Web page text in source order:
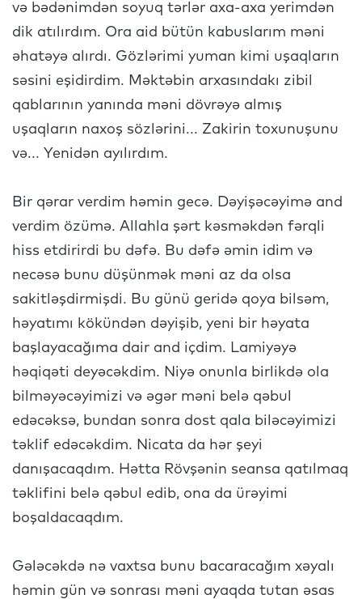
və bədənimdən soyuq tərlər axa-axa yerimdən
dik atılırdım. Ora aid bütün kabuslarım məni
əhatəyə alırdı. Gözlərimi yuman kimi uşaqların
səsini eşidirdim. Məktəbin arxasındakı zibil
qablarının yanında məni dövrəyə almış
uşaqların naxoş sözlərini... Zakirin toxunuşunu
və... Yenidən ayılırdım.
Bir qərar verdim həmin gecə. Dəyişəcəyimə and
verdim özümə. Allahla şərt kəsməkdən fərqli
hiss etdirirdi bu dəfə. Bu dəfə əmin idim və
necəsə bunu düşünmək məni az da olsa
sakitləşdirmişdi. Bu günü geridə qoya bilsəm,
həyatımı kökündən dəyişib, yeni bir həyata
başlayacağıma dair and içdim. Lamiyəyə
həqiqəti deyəcəkdim. Niyə onunla birlikdə ola
bilməyəcəyimizi və əgər məni belə qəbul
edəcəksə, bundan sonra dost qala biləcəyimizi
təklif edəcəkdim. Nicata da hər şeyi
danışacaqdım. Hətta Rövşənin seansa qatılmaq
təklifini belə qəbul edib, ona da ürəyimi
boşaldacaqdım.
Gələcəkdə nə vaxtsa bunu bacaracağım xəyalı
həmin gün və sonrası məni ayaqda tutan əsas